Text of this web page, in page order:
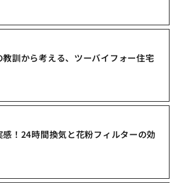
訓から考える、ツーバイフォー住宅
！24時間換気と花粉フィルターの効